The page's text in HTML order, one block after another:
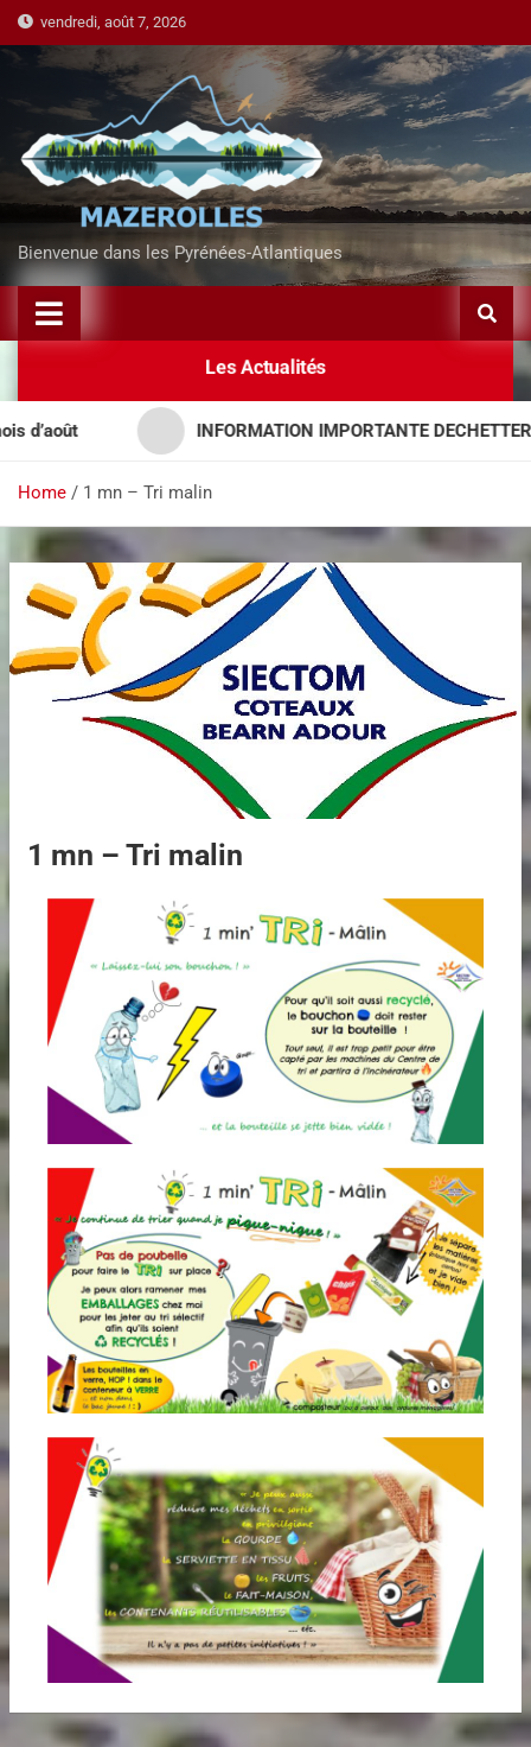
vendredi, août 7, 2026
Bienvenue dans les Pyrénées-Atlantiques
Les Actualités
INFORMATION IMPORTANTE DECHETTERIES –
Home 1 mn – Tri malin
1 mn – Tri malin